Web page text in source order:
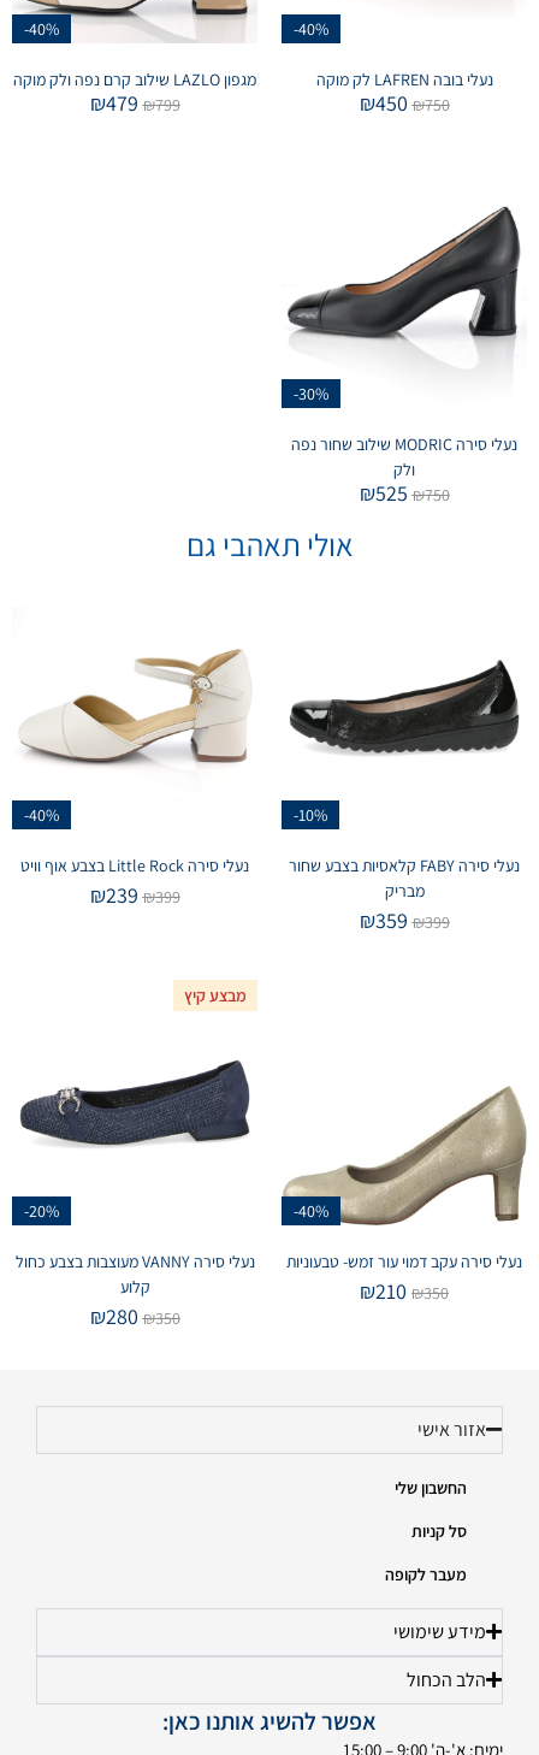
-40%
נעלי בובה LAFREN לק מוקה
₪750
₪450
-40%
מגפון LAZLO שילוב קרם נפה ולק מוקה
₪799
₪479
-30%
נעלי סירה MODRIC שילוב שחור נפה
ולק
₪750
₪525
אולי תאהבי גם
-10%
נעלי סירה FABY קלאסיות בצבע שחור
מבריק
₪399
₪359
-40%
נעלי סירה Little Rock בצבע אוף וויט
₪399
₪239
-40%
נעלי סירה עקב דמוי עור זמש- טבעוניות
₪350
₪210
מבצע קיץ
-20%
נעלי סירה VANNY מעוצבות בצבע כחול
קלוע
₪350
₪280
אזור אישי
החשבון שלי
סל קניות
מעבר לקופה
מידע שימושי
הלב הכחול
אפשר להשיג אותנו כאן:
ימים: א'-ה' 9:00 – 15:00